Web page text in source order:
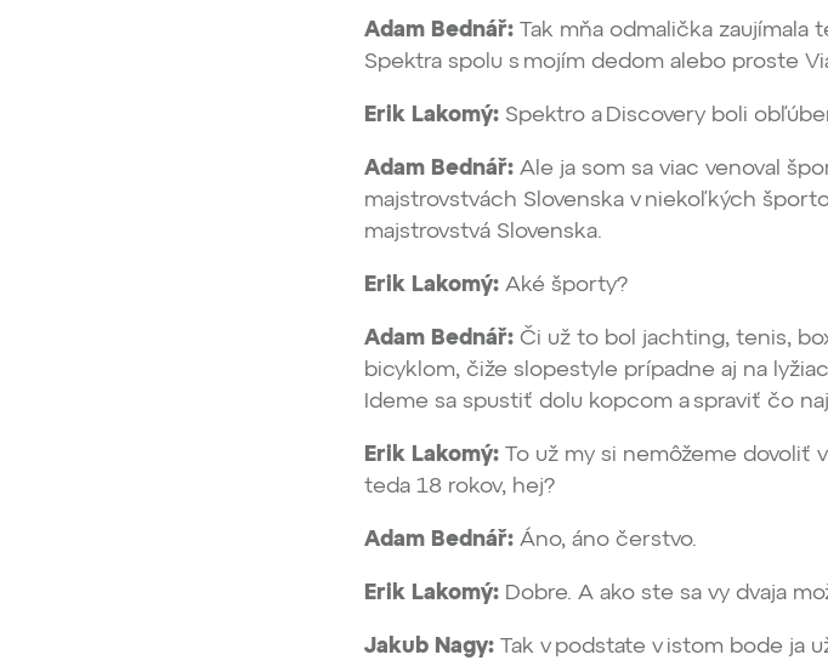
Adam Bednář:Tak mňa odmalička zaujímala
Spektra spolu s mojím dedom alebo proste
Erik Lakomý:Spektro a Discovery boli
Adam Bednář:Ale ja som sa viac venoval
majstrovstvách Slovenska v niekoľkých
majstrovstvá Slovenska.
Erik Lakomý:Aké športy?
Adam Bednář:Či už to bol jachting, tenis,
bicyklom, čiže slopestyle prípadne aj na
Ideme sa spustiť dolu kopcom a spraviť čo
Erik Lakomý:To už my si nemôžeme dovoliť
teda 18 rokov, hej?
Adam Bednář:Áno, áno čerstvo.
Erik Lakomý:Dobre. A ako ste sa vy dvaja
Jakub Nagy:Tak v podstate v istom bode ja